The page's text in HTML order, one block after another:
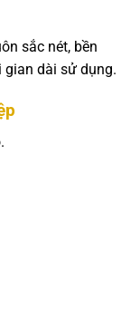
sắc nét, bền
dài sử dụng.